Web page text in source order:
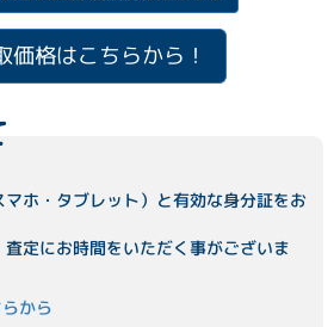
価格はこちらから！
ホ・タブレット）と有効な身分証をお
定にお時間をいただく事がございま
から